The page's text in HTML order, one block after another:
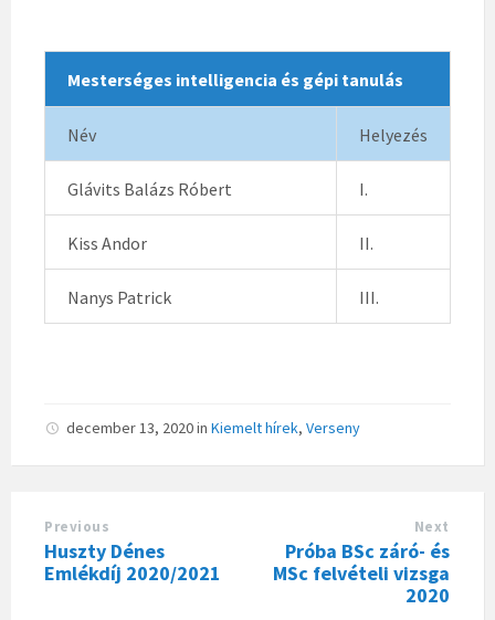
Mesterséges intelligencia és gépi tanulás
Név Helyezés
Glávits Balázs Róbert I.
Kiss Andor II.
Nanys Patrick III.
december 13, 2020in Kiemelt hírek, Verseny
Previous
Huszty Dénes
Emlékdíj 2020/2021
Next
Próba BSc záró- és
MSc felvételi vizsga
2020